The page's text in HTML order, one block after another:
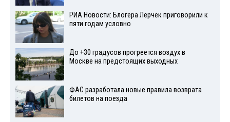
РИА Новости: Блогера Лерчек приговорили к
пяти годам условно
До +30 градусов прогреется воздух в
Москве на предстоящих выходных
ФАС разработала новые правила возврата
билетов на поезда